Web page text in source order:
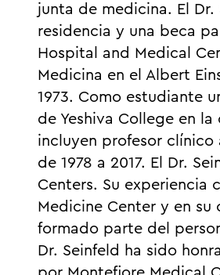
junta de medicina. El
residencia y una beca
Hospital and Medical
Medicina en el Albert
1973. Como estudiante
de Yeshiva College en
incluyen profesor
de 1978 a 2017. El Dr.
Centers. Su experiencia
Medicine Center y en su
formado parte del
Dr. Seinfeld ha sido